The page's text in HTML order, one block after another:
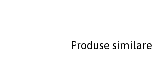
Produse similare